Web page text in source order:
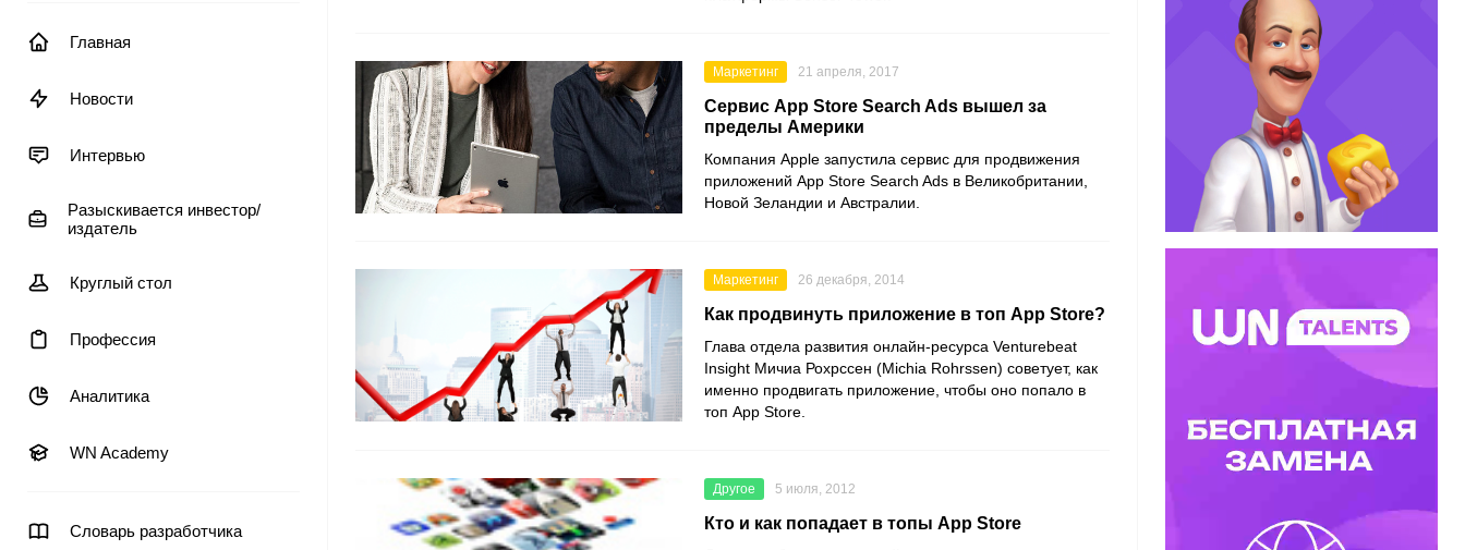
Главная
Новости
Интервью
Разыскивается инвестор/
издатель
Круглый стол
Профессия
Аналитика
WN Academy
Словарь разработчика
Маркетинг 21 апреля, 2017
Сервис App Store Search Ads вышел за
пределы Америки
Компания Apple запустила сервис для продвижения
приложений App Store Search Ads в Великобритании,
Новой Зеландии и Австралии.
Маркетинг 26 декабря, 2014
Как продвинуть приложение в топ App Store?
Глава отдела развития онлайн-ресурса Venturebeat
Insight Мичиа Рохрссен (Michia Rohrssen) советует, как
именно продвигать приложение, чтобы оно попало в
топ App Store.
Другое 5 июля, 2012
Кто и как попадает в топы App Store